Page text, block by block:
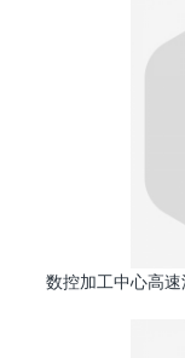
数控加工中心高